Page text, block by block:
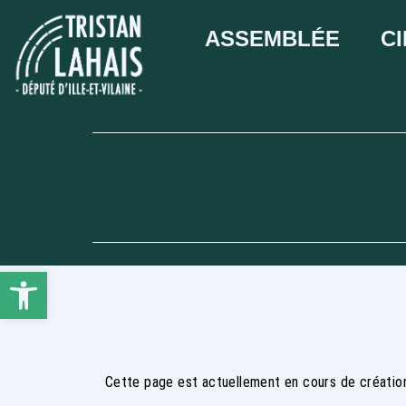
Ouvrir la barre d’outils
ASSEMBLÉE
Cette page est actuellement en cours de